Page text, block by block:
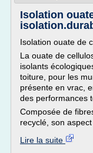
Isolation
Isolation ouate de
La ouate de
isolants
toiture, pour les
présente en vrac,
des performances
Composée de
recyclé, son aspect
Lire la suite